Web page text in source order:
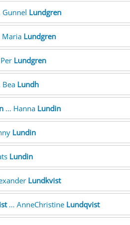
Gunnel Lundgren
Maria Lundgren
Lundgren
Bea Lundh
... Hanna Lundin
Lundin
Lundin
Lundkvist
... AnneChristine Lundqvist